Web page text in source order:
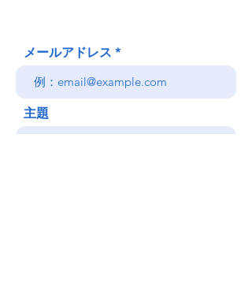
メールアドレス
主題